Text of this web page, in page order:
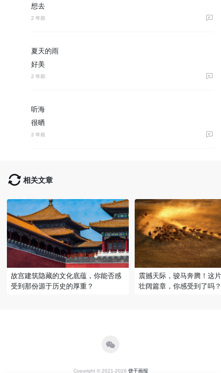
想去
2 年前
夏天的雨
好美
2 年前
听海
很晒
2 年前
相关文章
故宫建筑隐藏的文化底蕴，你能否感
受到那份源于历史的厚重？
震撼天际，骏马奔腾！这
壮阔篇章，你感受到了吗
Copyright © 2021-2026 饼干画报